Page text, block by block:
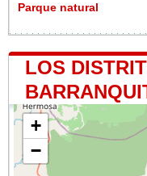
Parque natural
LOS
+
−